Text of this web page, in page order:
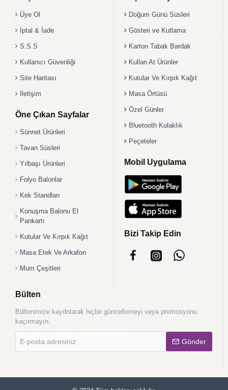
Üye Ol
İptal & İade
S.S.S
Kullanıcı Güvenliği
Site Haritası
İletişim
Öne Çıkan Sayfalar
Sünnet Ürünleri
Tavan Süsleri
Yılbaşı Ürünleri
Folyo Balonlar
Kek Standları
Konuşma Balonu El
Pankartı
Kutular Ve Kırpık Kağıt
Masa Etek Ve Arkafon
Mum Çeşitleri
Doğum Günü Süsleri
Gösteri ve Kutlama
Karton Tabak Bardak
Kullan At Ürünler
Kutular Ve Kırpık Kağıt
Masa Örtüsü
Özel Günler
Bluetooth Kulaklık
Peçeteler
Mobil Uygulama
Bizi Takip Edin
Bülten
Bültenimize kaydolarak hiçbir güncellemeyi veya promosyonu
kaçırmayın.
posta
adresiniz
Gönder